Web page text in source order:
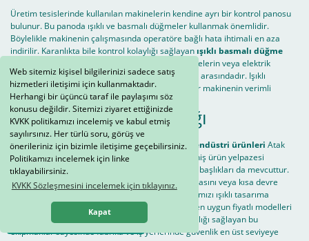
Web sitemiz kişisel bilgilerinizi sadece satış
hizmetleri iletişimi için kullanmaktadır.
Herhangi bir üçüncü taraf ile paylaşımı söz
konusu değildir. Sitemizi ziyaret ettiğinizde
KVKK politikamızı incelemiş ve kabul etmiş
sayılırsınız. Her türlü soru, görüş ve
önerileriniz için bizimle iletişime geçebilirsiniz.
Politikamızı incelemek için linke
tıklayabilirsiniz.
KVKK Sözleşmesini incelemek için tıklayınız.
Kapat
Whatsapp Sipariş Hattı
Üretim tesislerinde kullanılan makinelerin kendine ayrı bir kontrol panosu
bulunur. Bu panoda ışıklı ve basmalı düğmeler kullanmak önemlidir.
Böylelikle makinenin çalışmasında operatöre bağlı hata ihtimali en aza
indirilir. Karanlıkta bile kontrol kolaylığı sağlayan ışıklı basmalı düğme
en ideal ürünlerdendir. Endüstriyel makinelerin veya elektrik
motorlarının kontrol panosuna konulan düğmeler arasındadır. Işıklı
tasarımıyla kullanım kolaylığı sağlayan bu üniteler makinenin verimli
çalışmasını sağlar.
Kırmızı Pilot Işığı Başlığı
Birinci sınıf kalitedeki malzemeden üretilen tüm endüstri ürünleri Atak
Market firmamızda bulabilirsiniz. Şirketimizin geniş ürün yelpazesi
arasında elektrik panolarında kullanılan pilot ışığı başlıkları da mevcuttur.
Bu ışıklar makinelerin gerektiğinde açılıp kapanmasını veya kısa devre
yapmasında kullanılır. Dikkat çekici olması için kırmızı ışıklı tasarıma
Kırmızı pilot ışığı başlığı
ihtiyacınızda en uygun fiyatlı modelleri
şirketimizden tedarik edebilirsiniz. Kullanım kolaylığı sağlayan bu
ekipmanlar sayesinde fabrika ve iş yerlerinde güvenlik en üst seviyeye